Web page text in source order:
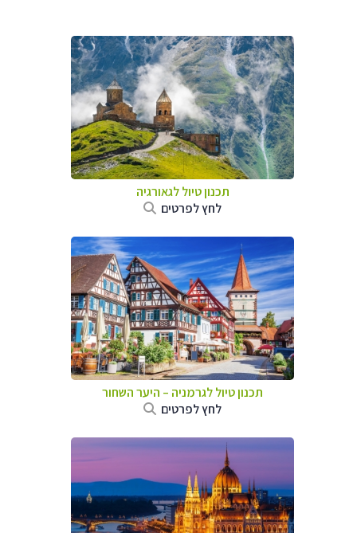
תכנון טיול לגאורגיה
לחץ לפרטים
תכנון טיול לגרמניה – היער השחור
לחץ לפרטים